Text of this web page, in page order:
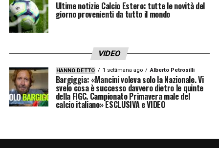
Ultime notizie Calcio Estero: tutte le novità del
giorno provenienti da tutto il mondo
VIDEO
HANNO DETTO 1 settimana ago Alberto Petrosilli
Bargiggia: «Mancini voleva solo la Nazionale. Vi
svelo cosa è successo davvero dietro le quinte
della FIGC. Campionato Primavera male del
calcio italiano» ESCLUSIVA e VIDEO